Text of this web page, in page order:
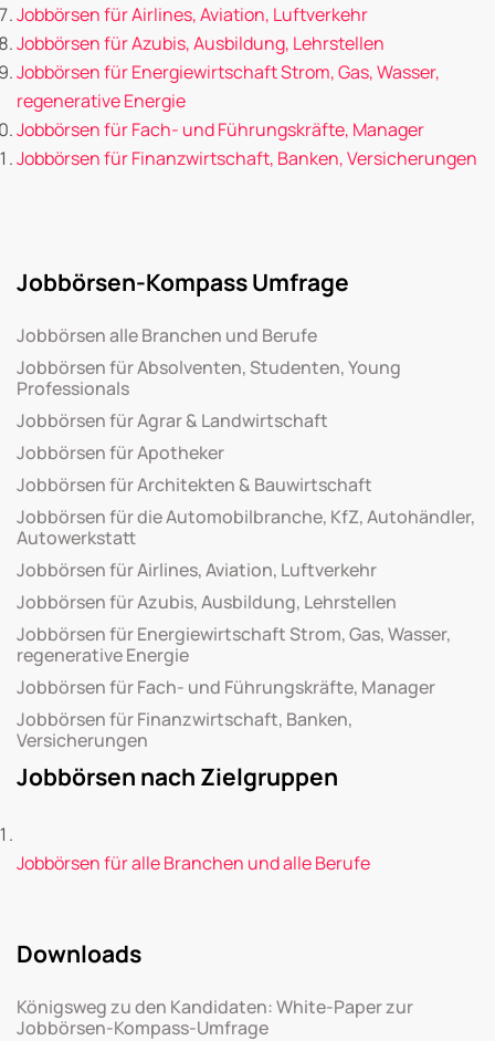
Jobbörsen für Airlines, Aviation, Luftverkehr
Jobbörsen für Azubis, Ausbildung, Lehrstellen
Jobbörsen für Energiewirtschaft Strom, Gas, Wasser,
regenerative Energie
Jobbörsen für Fach- und Führungskräfte, Manager
Jobbörsen für Finanzwirtschaft, Banken, Versicherungen
Jobbörsen-Kompass Umfrage
Jobbörsen alle Branchen und Berufe
Jobbörsen für Absolventen, Studenten, Young
Professionals
Jobbörsen für Agrar & Landwirtschaft
Jobbörsen für Apotheker
Jobbörsen für Architekten & Bauwirtschaft
Jobbörsen für die Automobilbranche, KfZ, Autohändler,
Autowerkstatt
Jobbörsen für Airlines, Aviation, Luftverkehr
Jobbörsen für Azubis, Ausbildung, Lehrstellen
Jobbörsen für Energiewirtschaft Strom, Gas, Wasser,
regenerative Energie
Jobbörsen für Fach- und Führungskräfte, Manager
Jobbörsen für Finanzwirtschaft, Banken,
Versicherungen
Jobbörsen nach Zielgruppen
Jobbörsen für alle Branchen und alle Berufe
Downloads
Königsweg zu den Kandidaten: White-Paper zur
Jobbörsen-Kompass-Umfrage